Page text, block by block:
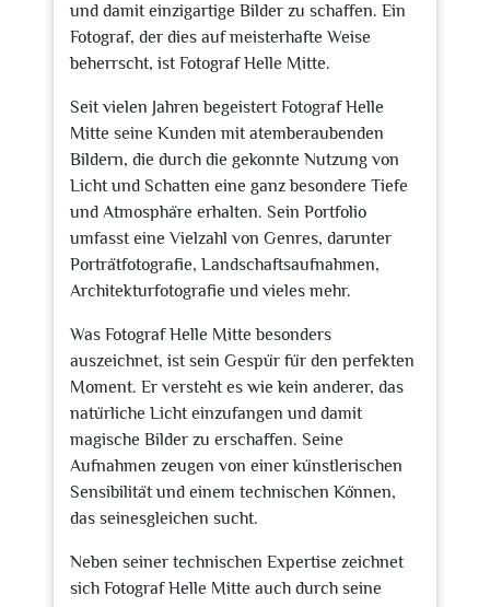
und damit einzigartige Bilder zu schaffen. Ein
Fotograf, der dies auf meisterhafte Weise
beherrscht, ist Fotograf Helle Mitte.
Seit vielen Jahren begeistert Fotograf Helle
Mitte seine Kunden mit atemberaubenden
Bildern, die durch die gekonnte Nutzung von
Licht und Schatten eine ganz besondere Tiefe
und Atmosphäre erhalten. Sein Portfolio
umfasst eine Vielzahl von Genres, darunter
Porträtfotografie, Landschaftsaufnahmen,
Architekturfotografie und vieles mehr.
Was Fotograf Helle Mitte besonders
auszeichnet, ist sein Gespür für den perfekten
Moment. Er versteht es wie kein anderer, das
natürliche Licht einzufangen und damit
magische Bilder zu erschaffen. Seine
Aufnahmen zeugen von einer künstlerischen
Sensibilität und einem technischen Können,
das seinesgleichen sucht.
Neben seiner technischen Expertise zeichnet
sich Fotograf Helle Mitte auch durch seine